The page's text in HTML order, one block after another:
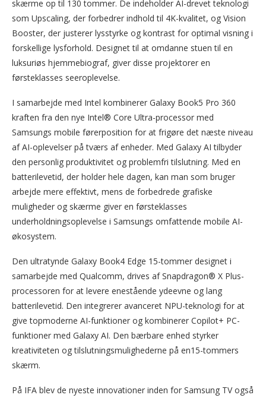
skærme op til 130 tommer. De indeholder AI-drevet teknologi
som Upscaling, der forbedrer indhold til 4K-kvalitet, og Vision
Booster, der justerer lysstyrke og kontrast for optimal visning i
forskellige lysforhold. Designet til at omdanne stuen til en
luksuriøs hjemmebiograf, giver disse projektorer en
førsteklasses seeroplevelse.
I samarbejde med Intel kombinerer Galaxy Book5 Pro 360
kraften fra den nye Intel® Core Ultra-processor med
Samsungs mobile førerposition for at frigøre det næste niveau
af AI-oplevelser på tværs af enheder. Med Galaxy AI tilbyder
den personlig produktivitet og problemfri tilslutning. Med en
batterilevetid, der holder hele dagen, kan man som bruger
arbejde mere effektivt, mens de forbedrede grafiske
muligheder og skærme giver en førsteklasses
underholdningsoplevelse i Samsungs omfattende mobile AI-
økosystem.
Den ultratynde Galaxy Book4 Edge 15-tommer designet i
samarbejde med Qualcomm, drives af Snapdragon® X Plus-
processoren for at levere enestående ydeevne og lang
batterilevetid. Den integrerer avanceret NPU-teknologi for at
give topmoderne AI-funktioner og kombinerer Copilot+ PC-
funktioner med Galaxy AI. Den bærbare enhed styrker
kreativiteten og tilslutningsmulighederne på en15-tommers
skærm.
På IFA blev de nyeste innovationer inden for Samsung TV også